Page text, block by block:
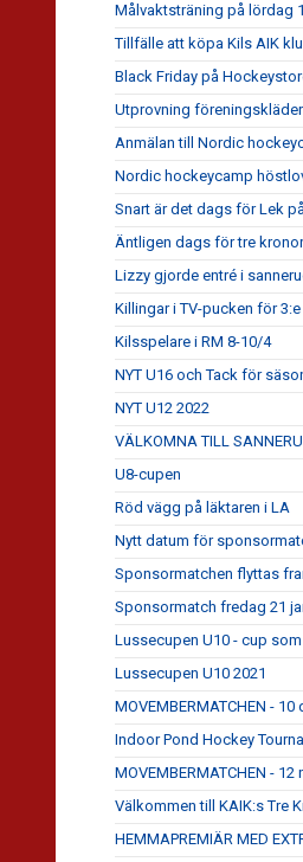
Målvaktsträning på lördag
Tillfälle att köpa Kils AIK
Black Friday på
Utprovning föreningskläder
Anmälan till Nordic
Nordic hockeycamp
Snart är det dags för Lek
Äntligen dags för tre
Lizzy gjorde entré i
Killingar i TV-pucken för
Kilsspelare i RM 8-10/4
NYT U16 och Tack för
NYT U12 2022
VÄLKOMNA TILL
U8-cupen
Röd vägg på läktaren i LA
Nytt datum för
Sponsormatchen flyttas
Sponsormatch fredag 21
Lussecupen U10 - cup
Lussecupen U10 2021
MOVEMBERMATCHEN -
Indoor Pond Hockey
MOVEMBERMATCHEN -
Välkommen till KAIK:s Tre
HEMMAPREMIÄR MED